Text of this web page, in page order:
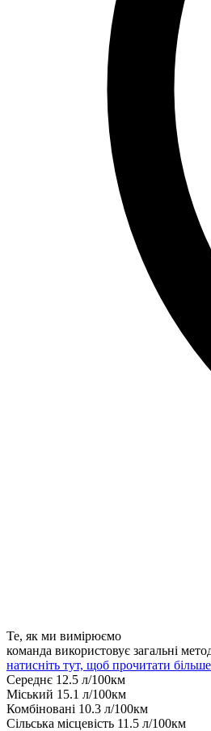
Те, як ми вимірюємо
команда використовує загальні
натисніть тут, щоб прочитати
Середнє 12.5 л/100км
Міський 15.1 л/100км
Комбіновані 10.3 л/100км
Сільська місцевість 11.5 л/100км